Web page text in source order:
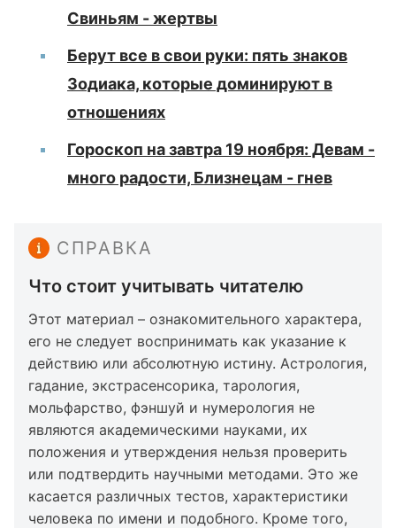
Свиньям - жертвы
Берут все в свои руки: пять знаков
Зодиака, которые доминируют в
отношениях
Гороскоп на завтра 19 ноября: Девам -
много радости, Близнецам - гнев
СПРАВКА
Что стоит учитывать читателю
Этот материал – ознакомительного характера,
его не следует воспринимать как указание к
действию или абсолютную истину. Астрология,
гадание, экстрасенсорика, тарология,
мольфарство, фэншуй и нумерология не
являются академическими науками, их
положения и утверждения нельзя проверить
или подтвердить научными методами. Это же
касается различных тестов, характеристики
человека по имени и подобного. Кроме того,